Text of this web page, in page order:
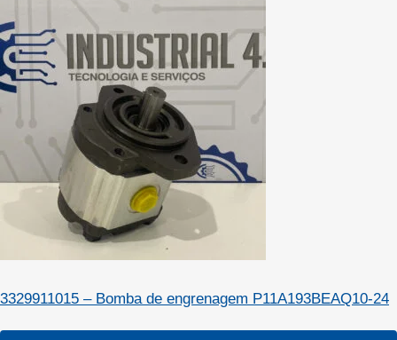
3329911015 – Bomba de engrenagem P11A193BEAQ10-24